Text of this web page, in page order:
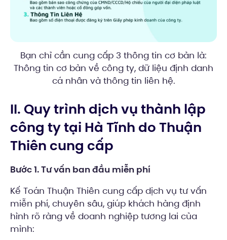
Bạn chỉ cần cung cấp 3 thông tin cơ bản là:
Thông tin cơ bản về công ty, dữ liệu định danh
cá nhân và thông tin liên hệ.
II. Quy trình dịch vụ thành lập
công ty tại Hà Tĩnh do Thuận
Thiên cung cấp
Bước 1. Tư vấn ban đầu miễn phí
Kế Toán Thuận Thiên cung cấp dịch vụ tư vấn
miễn phí, chuyên sâu, giúp khách hàng định
hình rõ ràng về doanh nghiệp tương lai của
mình: